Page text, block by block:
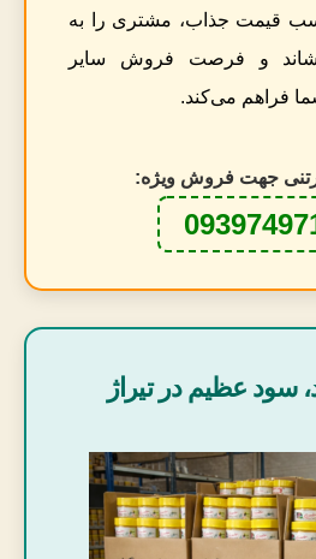
قیمت جذاب، مشتری را به
و فرصت فروش سایر
فراهم می‌کند.
جهت فروش ویژه:
سود عظیم در تیراژ